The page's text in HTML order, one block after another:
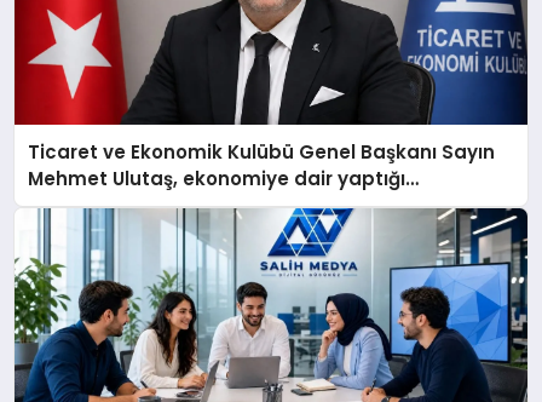
Ticaret ve Ekonomik Kulübü Genel Başkanı Sayın
Mehmet Ulutaş, ekonomiye dair yaptığı
açıklamada şunları kaydetti: